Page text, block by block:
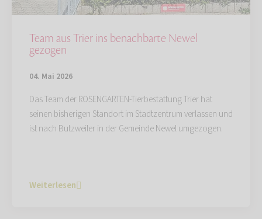
Team aus Trier ins benachbarte Newel
gezogen
04. Mai 2026
Das Team der ROSENGARTEN-Tierbestattung Trier hat
seinen bisherigen Standort im Stadtzentrum verlassen und
ist nach Butzweiler in der Gemeinde Newel umgezogen.
Weiterlesen